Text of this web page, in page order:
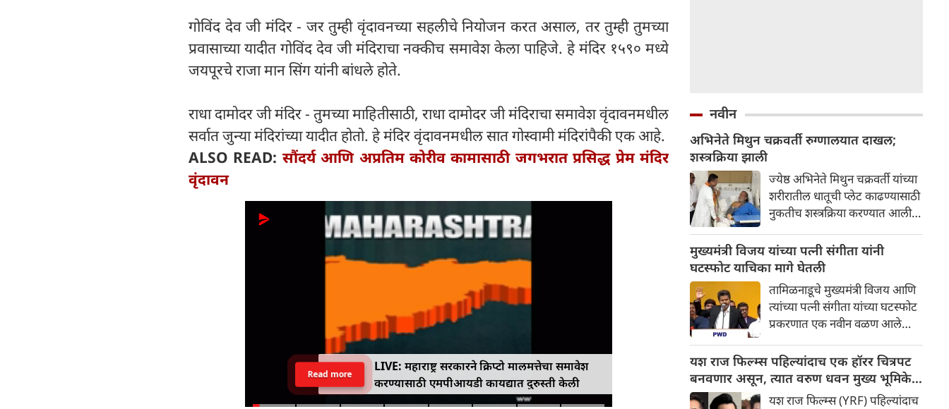
गोविंद देव जी मंदिर - जर तुम्ही वृंदावनच्या सहलीचे नियोजन करत असाल, तर तुम्ही तुमच्या
प्रवासाच्या यादीत गोविंद देव जी मंदिराचा नक्कीच समावेश केला पाहिजे. हे मंदिर १५९० मध्ये
जयपूरचे राजा मान सिंग यांनी बांधले होते.
राधा दामोदर जी मंदिर - तुमच्या माहितीसाठी, राधा दामोदर जी मंदिराचा समावेश वृंदावनमधील
सर्वात जुन्या मंदिरांच्या यादीत होतो. हे मंदिर वृंदावनमधील सात गोस्वामी मंदिरांपैकी एक आहे.
ALSO READ: सौंदर्य आणि अप्रतिम कोरीव कामासाठी जगभरात प्रसिद्ध प्रेम मंदिर
वृंदावन
LIVE: महाराष्ट्र सरकारने क्रिप्टो मालमत्तेचा समावेश
करण्यासाठी एमपीआयडी कायद्यात दुरुस्ती केली
Read more
नवीन
अभिनेते मिथुन चक्रवर्ती रुग्णालयात दाखल;
शस्त्रक्रिया झाली
ज्येष्ठ अभिनेते मिथुन चक्रवर्ती यांच्या
शरीरातील धातूची प्लेट काढण्यासाठी
नुकतीच शस्त्रक्रिया करण्यात आली.
पश्चिम बंगालचे मुख्यमंत्री सुवेंदू
अधिकारी यांनी आज सकाळी
रुग्णालयात जाऊन अभिनेत्याची भेट
घेतली आणि ते लवकरात लवकर बरे
व्हावेत यासाठी शुभेच्छा दिल्या.
मुख्यमंत्र्यांनी सोशल मीडियावर
फोटोही शेअर केले आहेत.
मुख्यमंत्री विजय यांच्या पत्नी संगीता यांनी
घटस्फोट याचिका मागे घेतली
तामिळनाडूचे मुख्यमंत्री विजय आणि
त्यांच्या पत्नी संगीता यांच्या घटस्फोट
प्रकरणात एक नवीन वळण आले
संगीता यांनी कौटुंबिक न्यायालयात
दाखल केलेली घटस्फोट याचिका मागे
घेतली आहे.
यश राज फिल्म्स पहिल्यांदाच एक हॉरर चित्रपट
बनवणार असून, त्यात वरुण धवन मुख्य भूमिकेत
दिसणार
यश राज फिल्म्स (YRF) पहिल्यांदाच